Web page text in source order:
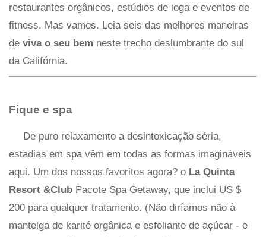
restaurantes orgânicos, estúdios de ioga e eventos de
fitness. Mas vamos. Leia seis das melhores maneiras
de viva o seu bem neste trecho deslumbrante do sul
da Califórnia.
Fique e spa
De puro relaxamento a desintoxicação séria,
estadias em spa vêm em todas as formas imagináveis ​​
aqui. Um dos nossos favoritos agora? o La Quinta
Resort &Club Pacote Spa Getaway, que inclui US $
200 para qualquer tratamento. (Não diríamos não à
manteiga de karité orgânica e esfoliante de açúcar - e